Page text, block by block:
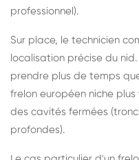
professionnel).
Sur place, le technicien
localisation précise du
prendre plus de temps
frelon européen niche
des cavités fermées
profondes).